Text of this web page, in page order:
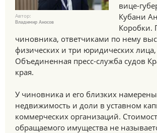
Автор:
Владимир Аносов
вице-
Кубани
Коробки.
чиновника, ответчиками по нему
физических и три юридических
Объединенная пресс-служба судов
края.
У чиновника и его близких
недвижимость и доли в уставном
коммерческих организаций.
обращаемого имущества не